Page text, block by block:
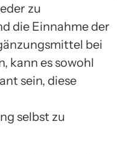
zu
die Einnahme der
bei
kann es sowohl
sein, diese
selbst zu